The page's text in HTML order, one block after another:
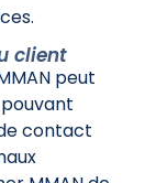
client
peut
contact